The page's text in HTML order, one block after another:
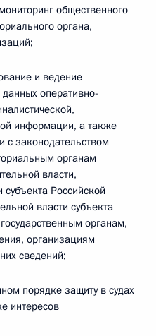
общественного
органа,
и ведение
оперативно-
информации, а также
с законодательством
органам
власти,
Российской
власти субъекта
органам,
организациям
сведений;
порядке защиту в судах
интересов